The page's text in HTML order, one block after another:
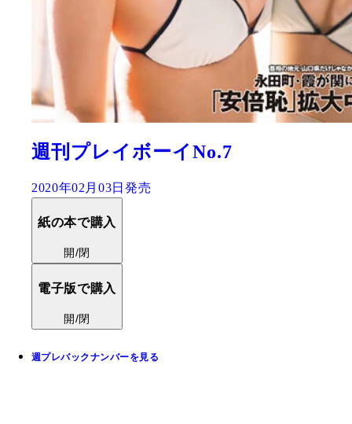
週刊プレイボーイNo.7
2020年02月03日発売
紙の本で購入
開/閉
電子版で購入
開/閉
週プレバックナンバーを見る